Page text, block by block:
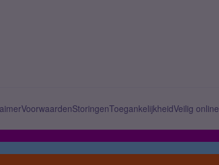
VoorwaardenStoringenToegankelijkheidVeilig online